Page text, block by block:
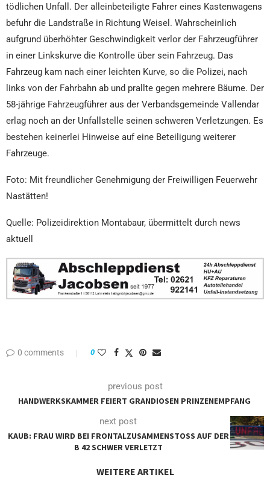
tödlichen Unfall. Der alleinbeteiligte Fahrer eines Kastenwagens
befuhr die Landstraße in Richtung Weisel. Wahrscheinlich
aufgrund überhöhter Geschwindigkeit verlor der Fahrzeugführer
in einer Linkskurve die Kontrolle über sein Fahrzeug. Das
Fahrzeug kam nach einer leichten Kurve, so die Polizei, nach
links von der Fahrbahn ab und prallte gegen mehrere Bäume. Der
58-jährige Fahrzeugführer aus der Verbandsgemeinde Vallendar
erlag noch an der Unfallstelle seinen schweren Verletzungen. Es
bestehen keinerlei Hinweise auf eine Beteiligung weiterer
Fahrzeuge.
Foto: Mit freundlicher Genehmigung der Freiwilligen Feuerwehr
Nastätten!
Quelle: Polizeidirektion Montabaur, übermittelt durch news
aktuell
0 comments 0
previous post
HANDWERKSKAMMER FEIERT GRANDIOSEN PRINZENEMPFANG
next post
KAUB: FRAU WIRD BEI FRONTALZUSAMMENSTOSS AUF DER B
42 SCHWER VERLETZT
WEITERE ARTIKEL